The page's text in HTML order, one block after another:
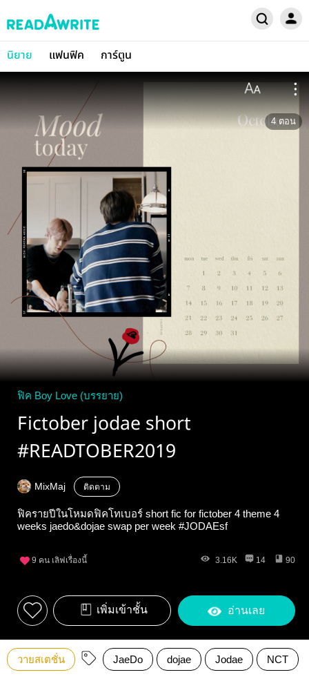
นิยาย แฟนฟิค การ์ตูน
4 ตอน
ฟิค Boy Love (บรรยาย)
Fictober jodae short
#READTOBER2019
MixMaj ติดตาม
ฟิครายปีในโหมดฟิคโทเบอร์ short fic for fictober 4 theme 4
weeks jaedo&dojae swap per week #JODAEsf
9 คน เลิฟเรื่องนี้ 3.16K 14 90
เพิ่มเข้าชั้น อ่านเลย
วายสเตชั่น JaeDo dojae Jodae NCT